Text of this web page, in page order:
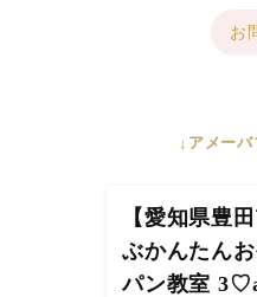
お
↓アメー
【愛知県豊
ぶかんたん
パン教室